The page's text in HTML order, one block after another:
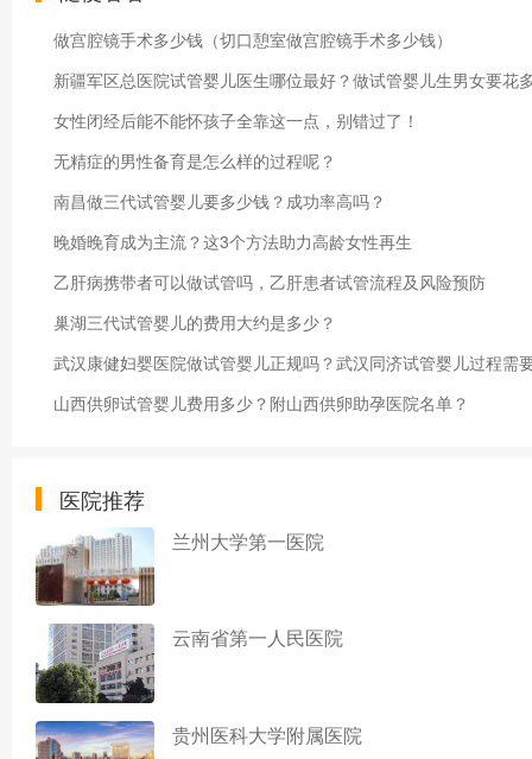
做宫腔镜手术多少钱（切口憩室做宫腔镜手术多少钱）
新疆军区总医院试管婴儿医生哪位最好？做试管婴儿生男女要花
女性闭经后能不能怀孩子全靠这一点，别错过了！
无精症的男性备育是怎么样的过程呢？
南昌做三代试管婴儿要多少钱？成功率高吗？
晚婚晚育成为主流？这3个方法助力高龄女性再生
乙肝病携带者可以做试管吗，乙肝患者试管流程及风险预防
巢湖三代试管婴儿的费用大约是多少？
武汉康健妇婴医院做试管婴儿正规吗？武汉同济试管婴儿过程需
山西供卵试管婴儿费用多少？附山西供卵助孕医院名单？
医院推荐
兰州大学第一医院
云南省第一人民医院
贵州医科大学附属医院